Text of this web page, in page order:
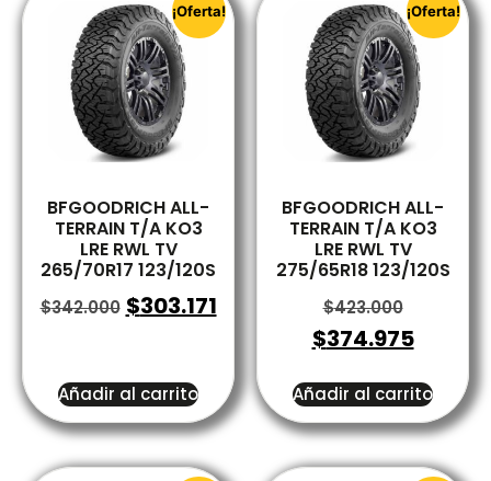
¡Oferta!
BFGOODRICH ALL-
TERRAIN T/A KO3
LRE RWL TV
265/70R17 123/120S
$342.000 $303.171
Añadir al carrito
¡Oferta!
BFGOODRICH ALL-
TERRAIN T/A KO3
LRE RWL TV
275/65R18 123/120S
$423.000
$374.975
Añadir al carrito